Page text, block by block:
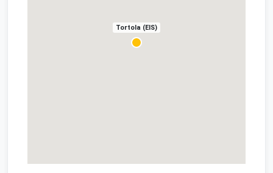
Tortola (EIS)